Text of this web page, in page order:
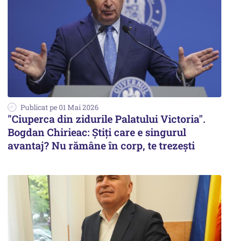
Publicat pe 01 Mai 2026
"Ciuperca din zidurile Palatului Victoria".
Bogdan Chirieac: Știți care e singurul
avantaj? Nu rămâne în corp, te trezești